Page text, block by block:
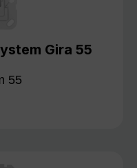
Gira 55
55